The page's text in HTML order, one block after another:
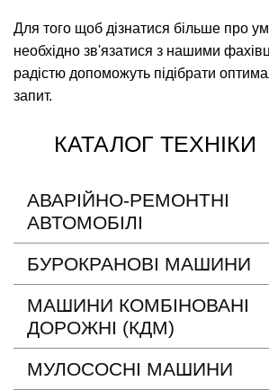
Для того щоб дізнатися більше про
необхідно зв'язатися з нашими
радістю допоможуть підібрати
запит.
КАТАЛОГ ТЕХНІКИ
АВАРІЙНО-РЕМОНТНІ
АВТОМОБІЛІ
БУРОКРАНОВІ МАШИНИ
МАШИНИ КОМБІНОВАНІ
ДОРОЖНІ (КДМ)
МУЛОСОСНІ МАШИНИ